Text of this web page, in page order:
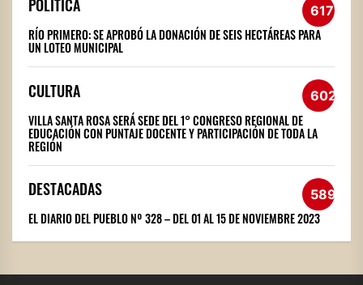
POLÍTICA 617
RÍO PRIMERO: SE APROBÓ LA DONACIÓN DE SEIS HECTÁREAS PARA
UN LOTEO MUNICIPAL
CULTURA 602
VILLA SANTA ROSA SERÁ SEDE DEL 1° CONGRESO REGIONAL DE
EDUCACIÓN CON PUNTAJE DOCENTE Y PARTICIPACIÓN DE TODA LA
REGIÓN
DESTACADAS 589
EL DIARIO DEL PUEBLO Nº 328 – DEL 01 AL 15 DE NOVIEMBRE 2023